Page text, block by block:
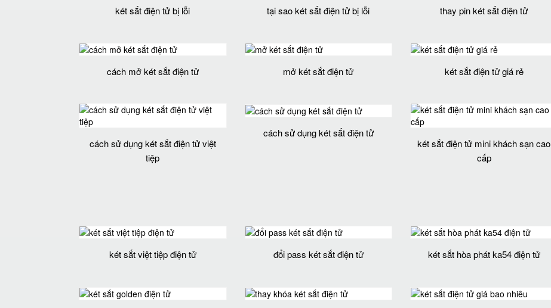
két sắt điện tử bị lỗi tại sao két sắt điện tử bị lỗi thay pin két sắt điện tử
cách mở két sắt điện tử mở két sắt điện tử két sắt điện tử giá rẻ
cách sử dụng két sắt điện tử việt
tiệp
cách sử dụng két sắt điện tử
két sắt điện tử mini khách sạn cao
cấp
két sắt việt tiệp điện tử đổi pass két sắt điện tử két sắt hòa phát ka54 điện tử